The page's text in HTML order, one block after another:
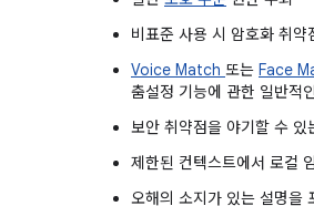
비표준 사용 시 암호화 취약
Voice Match 또는 Face
춤설정 기능에 관한 일반적
보안 취약점을 야기할 수 있
제한된 컨텍스트에서 로컬
오해의 소지가 있는 설명을